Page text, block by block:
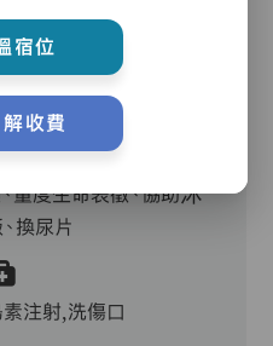
員,護士,物理治療師,職
,中醫,外展牙科
量度生命表徵、協助沐
換尿片
注射,洗傷口
宿位
收費